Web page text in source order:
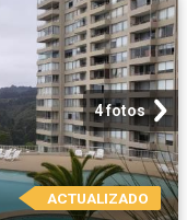
4 fotos
ACTUALIZADO